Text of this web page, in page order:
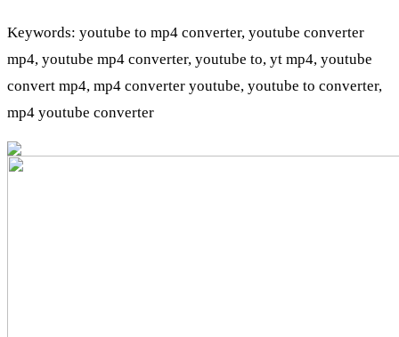
Keywords: youtube to mp4 converter, youtube converter
mp4, youtube mp4 converter, youtube to, yt mp4, youtube
convert mp4, mp4 converter youtube, youtube to converter,
mp4 youtube converter